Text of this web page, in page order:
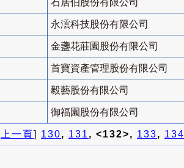
石居伯股份有限公司
永澐科技股份有限公司
金盞花莊園股份有限公司
首寶資產管理股份有限公司
毅藝股份有限公司
御福園股份有限公司
上一頁] 130, 131, <132>, 133, 134